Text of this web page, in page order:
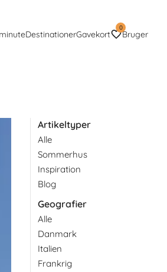
DestinationerGavekort
0
Bruger
Artikeltyper
Alle
Sommerhus
Inspiration
Blog
Geografier
Alle
Danmark
Italien
Frankrig